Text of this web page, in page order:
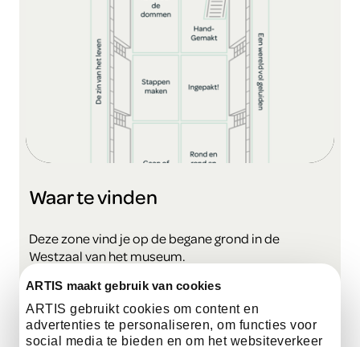
ARTIS maakt gebruik van cookies
ARTIS gebruikt cookies om content en
advertenties te personaliseren, om functies voor
social media te bieden en om het websiteverkeer
Waar te vinden
Deze zone vind je op de begane grond in de
Westzaal van het museum.
bekijk de plattegrond